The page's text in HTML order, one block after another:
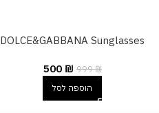
DOLCE&GABBANA Sunglasses
999₪
500 ₪
הוספה לסל